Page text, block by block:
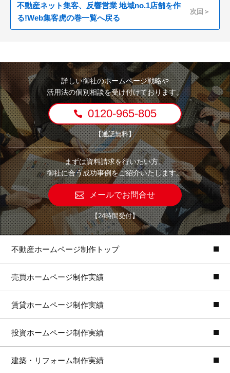
不動産ネット集客、反響営業 地域no.1店舗を作
る!Web集客虎の巻一覧へ戻る
次回＞
詳しい御社のホームページ戦略や
活用法の個別相談を受け付けております。
0120-965-805
【通話無料】
まずは資料請求を行いたい方、
御社に合う成功事例をご紹介いたします。
メールでお問合せ
【24時間受付】
不動産ホームページ制作トップ
売買ホームページ制作実績
賃貸ホームページ制作実績
投資ホームページ制作実績
建築・リフォーム制作実績